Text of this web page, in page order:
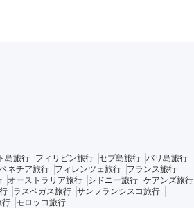
島旅行 フィリピン旅行 セブ島旅行 バリ島旅行
ベネチア旅行 フィレンツェ旅行
フランス旅行
オーストラリア旅行 シドニー旅行 ケアンズ旅行
ラスベガス旅行 サンフランシスコ旅行
行 モロッコ旅行